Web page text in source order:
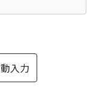
入力